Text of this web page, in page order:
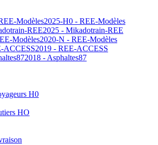
2025-H0 - REE-Modèles
2025 - Mikadotrain-REE
2020-N - REE-Modèles
2019 - REE-ACCESS
2018 - Asphaltes87
H0
HO